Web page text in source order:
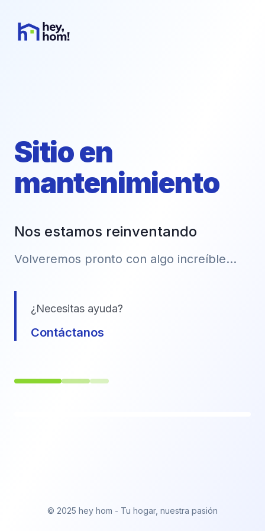
Sitio en
mantenimiento
Nos estamos reinventando
Volveremos pronto con algo increíble...
¿Necesitas ayuda?
Contáctanos
© 2025 hey hom - Tu hogar, nuestra pasión